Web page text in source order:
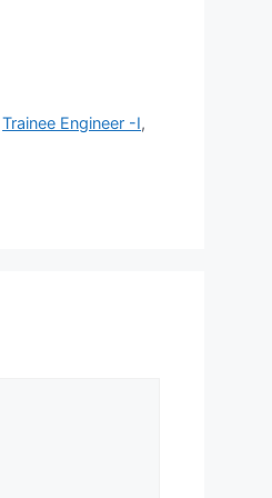
Trainee Engineer -I,